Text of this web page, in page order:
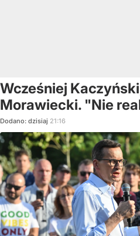
Wcześniej
Morawiecki. "Nie
Dodano: dzisiaj 21:16